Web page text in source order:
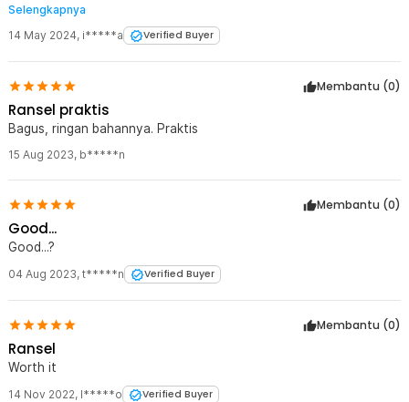
kegiatan hiking. tas ini juga dapat dilipat menjadi kantong kecil
sehingga cukup praktis ketika disimpan.
Selengkapnya
14 May 2024, i*****a Verified Buyer
Membantu (0)
Ransel praktis
Bagus, ringan bahannya. Praktis
15 Aug 2023, b*****n
Membantu (0)
Good...
Good...?
04 Aug 2023, t*****n Verified Buyer
Membantu (0)
Ransel
Worth it
14 Nov 2022, I*****o Verified Buyer